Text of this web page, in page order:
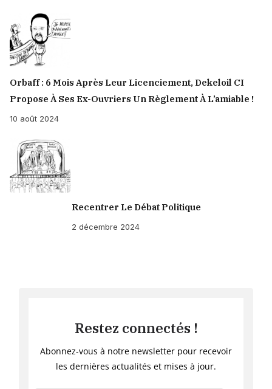
Orbaff : 6 Mois Après Leur Licenciement, Dekeloil CI
Propose À Ses Ex-Ouvriers Un Règlement À L’amiable !
10 août 2024
Recentrer Le Débat Politique
2 décembre 2024
Restez connectés !
Abonnez-vous à notre newsletter pour recevoir
les dernières actualités et mises à jour.